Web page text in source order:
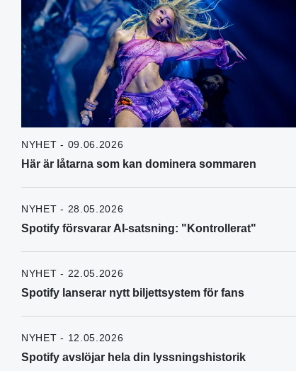
NYHET - 09.06.2026
Här är låtarna som kan dominera sommaren
NYHET - 28.05.2026
Spotify försvarar AI-satsning: "Kontrollerat"
NYHET - 22.05.2026
Spotify lanserar nytt biljettsystem för fans
NYHET - 12.05.2026
Spotify avslöjar hela din lyssningshistorik